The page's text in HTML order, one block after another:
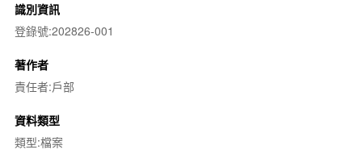
識別資訊
登錄號:202826-001
著作者
責任者:戶部
資料類型
類型:檔案